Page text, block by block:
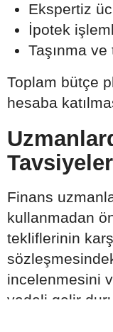
Ekspertiz
İpotek
Taşınma
Toplam bütçe
hesaba
Finans
kullanmadan
tekliflerinin
incelenmesini
vadeli gelir